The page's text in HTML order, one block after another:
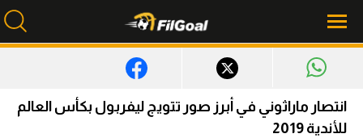
محتوى إخباري
الرئيسية
انتصار ماراثوني في أبرز صور تتويج ليفربول بكأس العالم
للأندية 2019